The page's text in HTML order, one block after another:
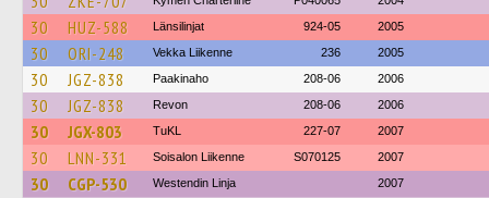
30 HUZ-588 Länsilinjat 924-05 2005
30 ORI-248 Vekka Liikenne 236 2005
30 JGZ-838 Paakinaho 208-06 2006
30 JGZ-838 Revon 208-06 2006
30 JGX-803 TuKL 227-07 2007
30 LNN-331 Soisalon Liikenne S070125 2007
30 CGP-530 Westendin Linja 2007